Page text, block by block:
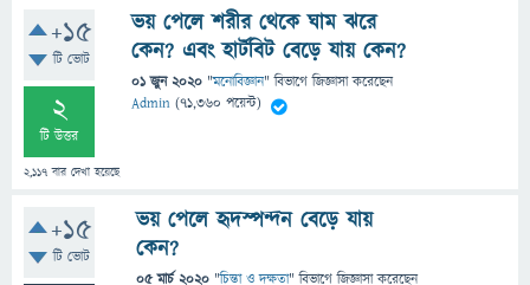
+15
টি ভোট
2
টি উত্তর
2,117 বার দেখা হয়েছে
ভয় পেলে শরীর থেকে ঘাম ঝরে
কেন? এবং হার্টবিট বেড়ে যায় কেন?
01 জুন 2020 "মনোবিজ্ঞান" বিভাগে জিজ্ঞাসাকরেছেন
Admin (71,360 পয়েন্ট)
+15
টি ভোট
ভয় পেলে হৃদস্পন্দন বেড়ে যায়
কেন?
05 মার্চ 2020 "চিন্তা ও দক্ষতা" বিভাগে জিজ্ঞাসাকরেছেন